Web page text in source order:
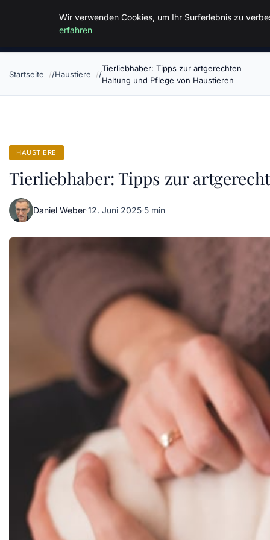
Malzminden
Startseite Haustiere
Tierliebhaber: Tipps zur artgerechten
Haltung und Pflege von Haustieren
HAUSTIERE
Tierliebhaber: Tipps zur
Daniel Weber·12. Juni 2025·5 min
Wir verwenden Cookies, um Ihr Surferlebnis zu
erfahren